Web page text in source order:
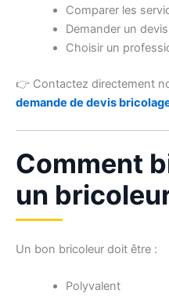
Comparer les
Demander un
Choisir un
👉 Contactez directement
demande de devis
Comment
un
Un bon bricoleur doit être :
Polyvalent